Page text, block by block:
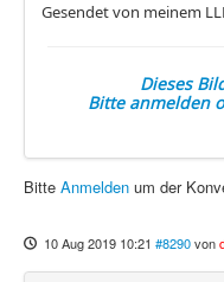
Gesendet von meinem
Dieses
Bitte anmelden
Bitte Anmelden um der
10 Aug 2019 10:21 #8290von